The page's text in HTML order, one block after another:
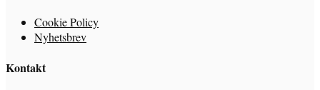
Cookie Policy
Nyhetsbrev
Kontakt